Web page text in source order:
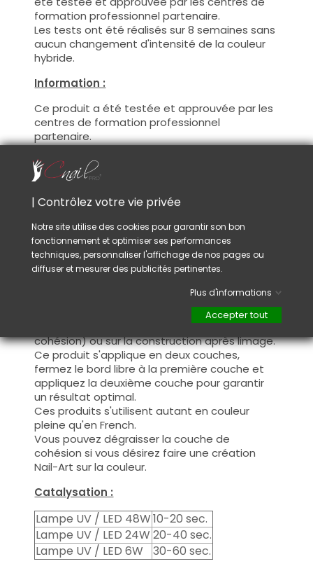
formation professionnel partenaire.
Les tests ont été réalisés sur 8 semaines sans
aucun changement d'intensité de la couleur
hybride.
Information :
Ce produit a été testée et approuvée par les
centres de formation professionnel
partenaire.
Avec ce produit vous pourrez satisfaire vos
clientes les plus exigeantes !
De plus, CNAILPRO porte une attention
suivons la réglementation en vigueur et
garantissons la conformité de nos produits.
Ceci pour garantir une sécurité d'utilisation
optimale.
Utilisation :
Cette couleur s'applique avec son pinceau, de
manière fine, sur la base (il n'est pas
nécessaire de dégraisser la couche de
cohésion) ou sur la construction après limage.
Ce produit s'applique en deux couches,
fermez le bord libre à la première couche et
appliquez la deuxième couche pour garantir
un résultat optimal.
Ces produits s'utilisent autant en couleur
pleine qu'en French.
Vous pouvez dégraisser la couche de
cohésion si vous désirez faire une création
Nail-Art sur la couleur.
Catalysation :
Lampe UV / LED 48W10-20 sec.
Lampe UV / LED 24W 20-40 sec.
Lampe UV / LED 6W
30-60 sec.
| Contrôlez votre vie privée
Notre site utilise des cookies pour garantir son bon
fonctionnement et optimiser ses performances
techniques, personnaliser l'affichage de nos pages ou
diffuser et mesurer des publicités pertinentes.
Plus d'informations
Accepter tout